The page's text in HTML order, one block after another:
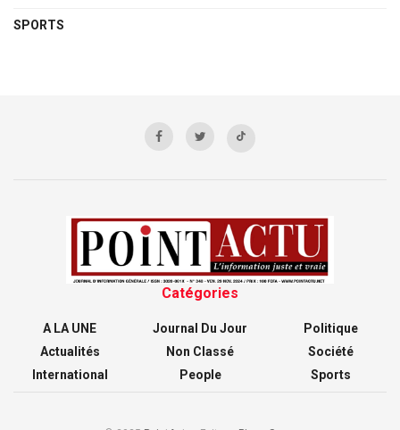
SPORTS
Catégories
A LA UNE
Actualités
International
Journal Du Jour
Non Classé
People
Politique
Société
Sports